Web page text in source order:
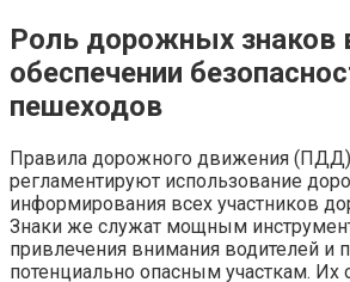
Роль дорожных знаков
обеспечении
пешеходов
Правила дорожного движения (ПДД)
регламентируют использование
информирования всех участников
Знаки же служат мощным
привлечения внимания водителей и
потенциально опасным участкам. Их